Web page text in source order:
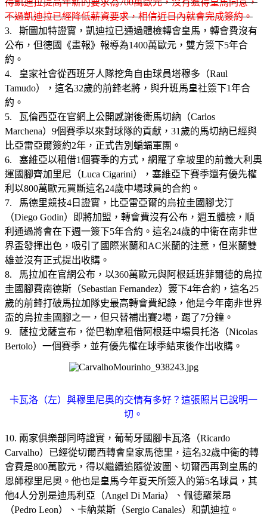
不過凱迪拉已經降低薪資要求，相信近日內就會完成簽約。
3. 斯圖加特證實，凱迪拉已通過體檢轉會皇馬，轉會費沒有
公布，但德國《畫報》報導為1400萬歐元，雙方簽下5年合
約。
4. 皇家社會從西班牙人隊挖角自由球員塔穆多（Raul
Tamudo），這名32歲的前鋒老將，與升班馬皇社簽下1年合
約。
5. 瓦倫西亞在官網上公開感謝後衛馬切納（Carlos
Marchena）9個賽季以來對球隊的貢獻，31歲的馬切納已經與
比亞雷亞爾簽約2年，正式告別蝙蝠軍團。
6. 塞維亞以租借1個賽季的方式，網羅了拿坡里的前義大利奧
運國腳齊加里尼（Luca Cigarini），塞維亞下賽季還有優先權
利以800萬歐元買斷這名24歲中場球員的合約。
7. 馬德里競技4日證實，比亞雷亞爾的烏拉圭國腳戈汀
（Diego Godin）即將加盟，轉會費沒有公布，週五體檢，順
利通過將會在下週一簽下5年合約。這名24歲的中衛在南非世
界盃發揮出色，吸引了國際米蘭和AC米蘭的注意，但米蘭雙
雄並沒有正式提出收購。
8. 馬拉加在官網公布，以360萬歐元與阿根廷班菲爾德的烏拉
圭國腳費南德斯（Sebastian Fernandez）簽下4年合約，這名25
歲的前鋒打破馬拉加隊史最高轉會費紀錄，他是今年南非世界
盃的烏拉圭國腳之一，但只替補出賽2場，踢了7分鐘。
9. 薩拉戈薩宣布，從巴勒摩租借阿根廷中場貝托洛（Nicolas
Bertolo）一個賽季，並有優先權在球季結束後作出收購。
卡瓦洛（左）與穆里尼奧的交情有多好？這張照片已說明一
切。
10. 兩家俱樂部同時證實，葡萄牙國腳卡瓦洛（Ricardo
Carvalho）已經從切爾西轉會皇家馬德里，這名32歲中衛的轉
會費是800萬歐元，得以繼續追隨從波圖、切爾西再到皇馬的
恩師穆里尼奧。他也是皇馬今年夏天所簽入的第5名球員，其
他4人分別是迪馬利亞（Angel Di Maria）、佩德羅萊昂
（Pedro Leon）、卡納萊斯（Sergio Canales）和凱迪拉。